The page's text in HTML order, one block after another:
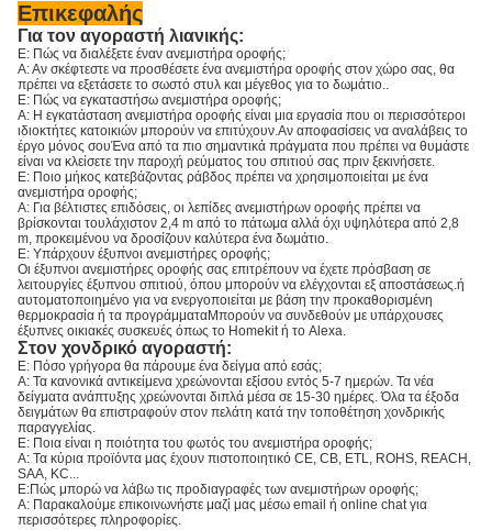
Επικεφαλής
Για τον αγοραστή λιανικής:
Ε: Πώς να διαλέξετε έναν ανεμιστήρα οροφής;
Α: Αν σκέφτεστε να προσθέσετε ένα ανεμιστήρα οροφής στον χώρο σας, θα
πρέπει να εξετάσετε το σωστό στυλ και μέγεθος για το δωμάτιο..
Ε: Πώς να εγκαταστήσω ανεμιστήρα οροφής;
Α: Η εγκατάσταση ανεμιστήρα οροφής είναι μια εργασία που οι περισσότεροι
ιδιοκτήτες κατοικιών μπορούν να επιτύχουν.Αν αποφασίσεις να αναλάβεις το
έργο μόνος σουΈνα από τα πιο σημαντικά πράγματα που πρέπει να θυμάστε
είναι να κλείσετε την παροχή ρεύματος του σπιτιού σας πριν ξεκινήσετε.
Ε: Ποιο μήκος κατεβάζοντας ράβδος πρέπει να χρησιμοποιείται με ένα
ανεμιστήρα οροφής;
Α: Για βέλτιστες επιδόσεις, οι λεπίδες ανεμιστήρων οροφής πρέπει να
βρίσκονται τουλάχιστον 2,4 m από το πάτωμα αλλά όχι υψηλότερα από 2,8
m, προκειμένου να δροσίζουν καλύτερα ένα δωμάτιο.
Ε: Υπάρχουν έξυπνοι ανεμιστήρες οροφής;
Οι έξυπνοι ανεμιστήρες οροφής σας επιτρέπουν να έχετε πρόσβαση σε
λειτουργίες έξυπνου σπιτιού, όπου μπορούν να ελέγχονται εξ αποστάσεως.ή
αυτοματοποιημένο για να ενεργοποιείται με βάση την προκαθορισμένη
θερμοκρασία ή τα προγράμματαΜπορούν να συνδεθούν με υπάρχουσες
έξυπνες οικιακές συσκευές όπως το Homekit ή το Alexa.
Στον χονδρικό αγοραστή:
Ε: Πόσο γρήγορα θα πάρουμε ένα δείγμα από εσάς;
Α: Τα κανονικά αντικείμενα χρεώνονται εξίσου εντός 5-7 ημερών. Τα νέα
δείγματα ανάπτυξης χρεώνονται διπλά μέσα σε 15-30 ημέρες. Όλα τα έξοδα
δειγμάτων θα επιστραφούν στον πελάτη κατά την τοποθέτηση χονδρικής
παραγγελίας.
Ε: Ποια είναι η ποιότητα του φωτός του ανεμιστήρα οροφής;
Α: Τα κύρια προϊόντα μας έχουν πιστοποιητικό CE, CB, ETL, ROHS, REACH,
SAA, KC...
Ε:Πώς μπορώ να λάβω τις προδιαγραφές των ανεμιστήρων οροφής;
Α: Παρακαλούμε επικοινωνήστε μαζί μας μέσω email ή online chat για
περισσότερες πληροφορίες.